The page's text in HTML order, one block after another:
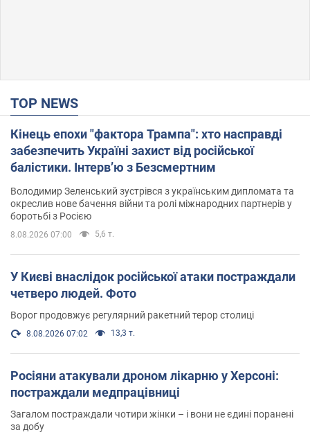
TOP NEWS
Кінець епохи "фактора Трампа": хто насправді
забезпечить Україні захист від російської
балістики. Інтерв’ю з Безсмертним
Володимир Зеленський зустрівся з українським дипломата та
окреслив нове бачення війни та ролі міжнародних партнерів у
боротьбі з Росією
8.08.2026 07:00 5,6 т.
У Києві внаслідок російської атаки постраждали
четверо людей. Фото
Ворог продовжує регулярний ракетний терор столиці
8.08.2026 07:02 13,3 т.
Росіяни атакували дроном лікарню у Херсоні:
постраждали медпрацівниці
Загалом постраждали чотири жінки – і вони не єдині поранені
за добу